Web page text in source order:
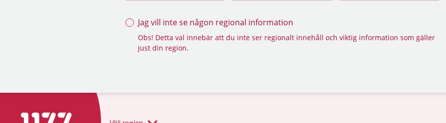
Jag vill inte se någon regional information
Obs! Detta val innebär att du inte ser regionalt innehåll och viktig information som gäller
just din region.
Till startsidan för 1177